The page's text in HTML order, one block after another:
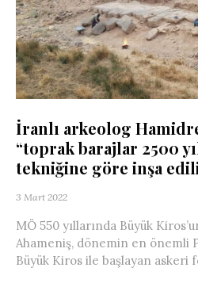
İranlı arkeolog
“toprak barajlar 2500
tekniğine göre inşa
3 Mart 2022
MÖ 550 yıllarında Büyük
Ahameniş, dönemin en önemli
Büyük Kiros ile başlayan askeri